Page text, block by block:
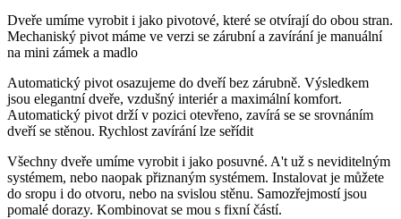
Dveře umíme vyrobit i jako pivotové, které se otvírají do obou stran.
Mechaniský pivot máme ve verzi se zárubní a zavírání je manuální
na mini zámek a madlo
Automatický pivot osazujeme do dveří bez zárubně. Výsledkem
jsou elegantní dveře, vzdušný interiér a maximální komfort.
Automatický pivot drží v pozici otevřeno, zavírá se se srovnáním
dveří se stěnou. Rychlost zavírání lze seřídit
Všechny dveře umíme vyrobit i jako posuvné. A't už s neviditelným
systémem, nebo naopak přiznaným systémem. Instalovat je můžete
do sropu i do otvoru, nebo na svislou stěnu. Samozřejmostí jsou
pomalé dorazy. Kombinovat se mou s fixní částí.